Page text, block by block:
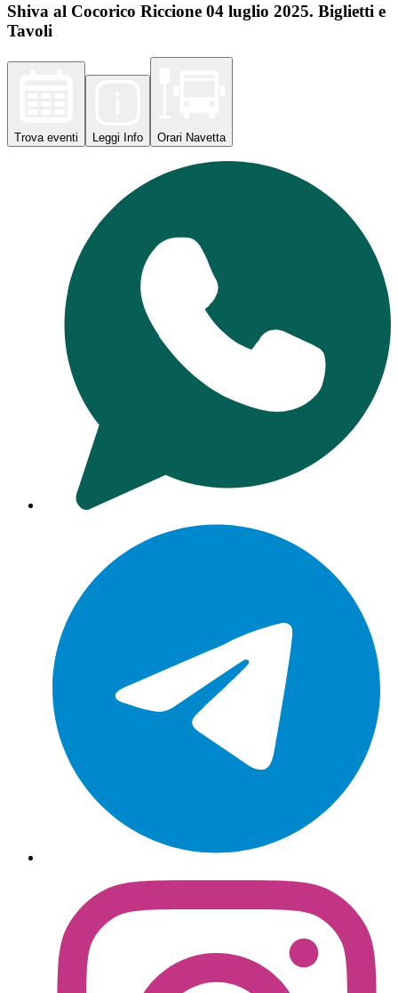
Shiva al Cocorico Riccione 04 luglio 2025. Biglietti e
Tavoli
Trova eventi Leggi Info Orari Navetta